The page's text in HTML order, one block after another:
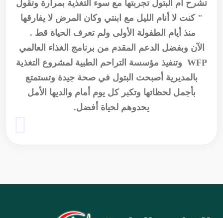
تشرح أم البتول تجربتها مع سوء التغذية بمرارة وتقول
" كنت لا أنام الليل مع ابنتي وكان المرض لا يفارقها
منذ أيام الطفولة الأولى ولم تعرف الحياة قط .
الآن وبفضل الدعم المقدم من برنامج الغذاء العالمي
WFP وتنفيذ مؤسسة التراحم الطبية لمشروع التغذية
بالمديرية أصبحت البتول في صحة جيدة وتستمتع
بأجمل لحظاتها وتكبر كل يوم أمام والديها الأمل
يحدوهم لحياة أفضل.